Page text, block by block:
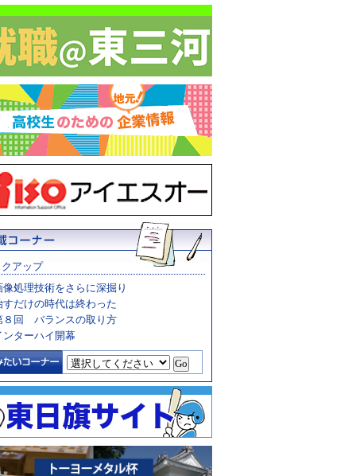
アップ
像処理技術をさらに深掘り
すだけの時代は終わった
８回 バランスの取り方
ンターハイ開幕